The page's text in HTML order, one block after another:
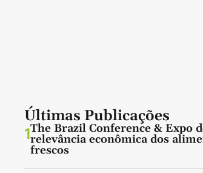
Últimas Publicações
1The Brazil Conference & Expo
relevância econômica dos
frescos